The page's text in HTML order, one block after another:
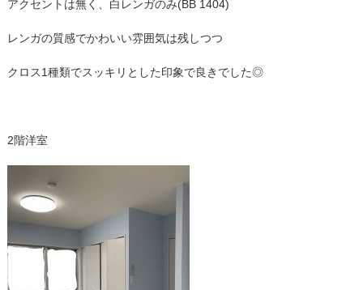
アクセントは無く、白レンガのみ(BB 1404)
レンガの質感でかわいい雰囲気は残しつつ
クロス1種類でスッキリとした印象で良きでした◎
2階洋室